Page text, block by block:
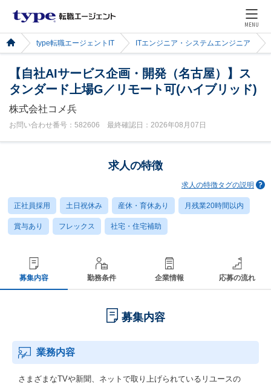
MENU
type転職エージェントIT ITエンジニア・システムエンジニア
【自社AIサービス企画・開発（名古屋）】ス
タンダード上場G／リモート可(ハイブリッド)
株式会社コメ兵
お問い合わせ番号：582606 最終確認日：2026年08月07日
求人の特徴
求人の特徴タグの説明
正社員採用 土日祝休み 産休・育休あり 月残業20時間以内
賞与あり フレックス 社宅・住宅補助
募集内容 勤務条件 企業情報 応募の流れ
募集内容
業務内容
さまざまなTVや新聞、ネットで取り上げられているリユースの